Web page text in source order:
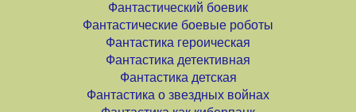
Фантастический боевик
Фантастические боевые роботы
Фантастика героическая
Фантастика детективная
Фантастика детская
Фантастика о звездных войнах